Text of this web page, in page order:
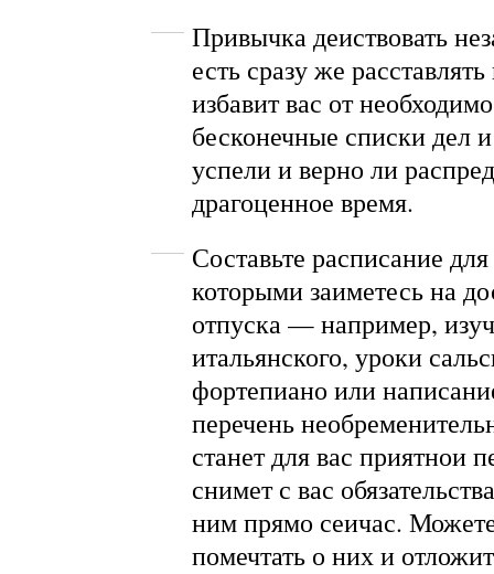
Привычка деиствовать
есть сразу же
избавит вас от
бесконечные списки дел
успели и верно ли
драгоценное время.
Составьте расписание
которыми заиметесь на
отпуска — например,
итальянского, уроки
фортепиано или
перечень
станет для вас приятнои
снимет с вас
ним прямо сеичас.
помечтать о них и